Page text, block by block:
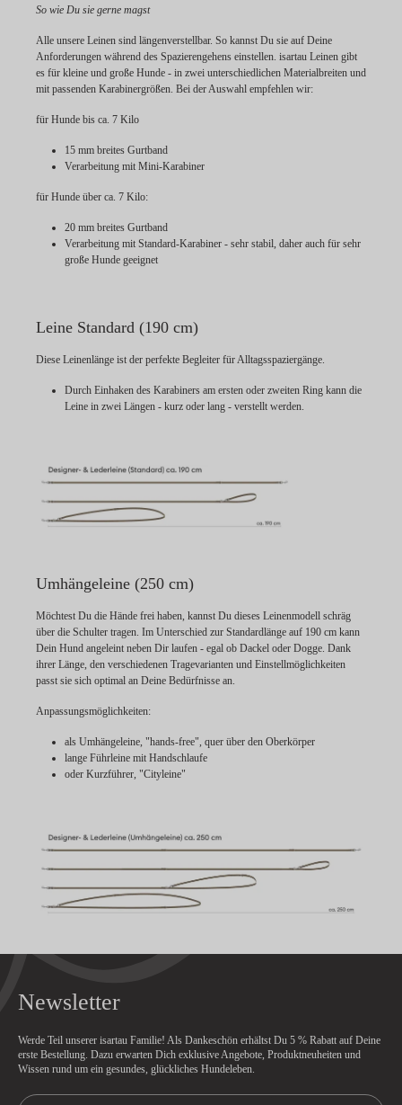
So wie Du sie gerne magst
Alle unsere Leinen sind längenverstellbar. So kannst Du sie auf Deine
Anforderungen während des Spazierengehens einstellen. isartau Leinen gibt
es für kleine und große Hunde - in zwei unterschiedlichen Materialbreiten und
mit passenden Karabinergrößen. Bei der Auswahl empfehlen wir:
für Hunde bis ca. 7 Kilo
15 mm breites Gurtband
Verarbeitung mit Mini-Karabiner
für Hunde über ca. 7 Kilo:
20 mm breites Gurtband
Verarbeitung mit Standard-Karabiner - sehr stabil, daher auch für sehr
große Hunde geeignet
Leine Standard (190 cm)
Diese Leinenlänge ist der perfekte Begleiter für Alltagsspaziergänge.
Durch Einhaken des Karabiners am ersten oder zweiten Ring kann die
Leine in zwei Längen - kurz oder lang - verstellt werden.
Umhängeleine (250 cm)
Möchtest Du die Hände frei haben, kannst Du dieses Leinenmodell schräg
über die Schulter tragen. Im Unterschied zur Standardlänge auf 190 cm kann
Dein Hund angeleint neben Dir laufen - egal ob Dackel oder Dogge. Dank
ihrer Länge, den verschiedenen Tragevarianten und Einstellmöglichkeiten
passt sie sich optimal an Deine Bedürfnisse an.
Anpassungsmöglichkeiten:
als Umhängeleine, "hands-free", quer über den Oberkörper
lange Führleine mit Handschlaufe
oder Kurzführer, "Cityleine"
Newsletter
Werde Teil unserer isartau Familie! Als Dankeschön erhältst Du 5 % Rabatt auf Deine
erste Bestellung. Dazu erwarten Dich exklusive Angebote, Produktneuheiten und
Wissen rund um ein gesundes, glückliches Hundeleben.